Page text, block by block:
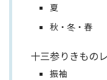
夏
秋・冬・春
十三参りきもの
振袖